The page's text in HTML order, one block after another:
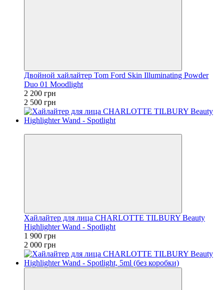
Двойной хайлайтер Tom Ford Skin Illuminating Powder
Duo 01 Moodlight
2 200 грн
2 500 грн
Хайлайтер для лица CHARLOTTE TILBURY Beauty
Highlighter Wand - Spotlight
1 900 грн
2 000 грн